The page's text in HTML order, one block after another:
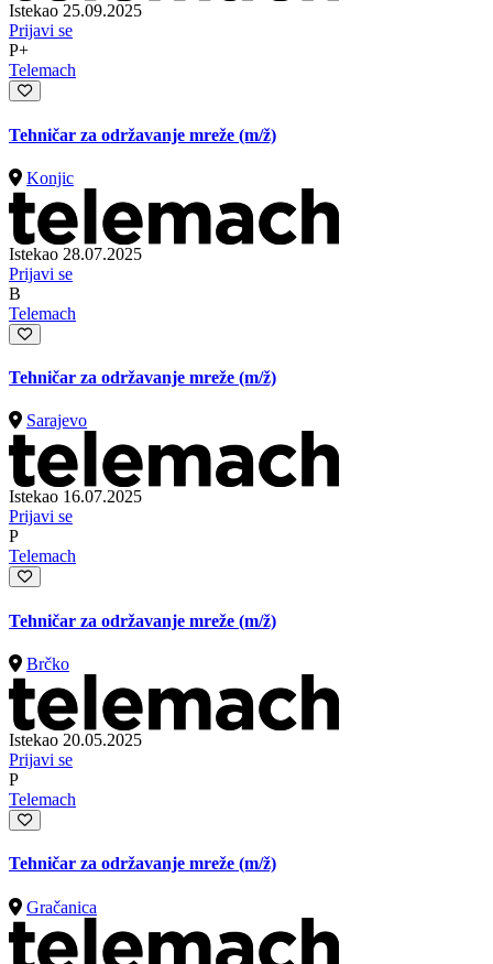
Istekao 25.09.2025
Prijavi se
P+
Telemach
Tehničar za održavanje mreže (m/ž)
Konjic
Istekao 28.07.2025
Prijavi se
B
Telemach
Tehničar za održavanje mreže (m/ž)
Sarajevo
Istekao 16.07.2025
Prijavi se
P
Telemach
Tehničar za održavanje mreže (m/ž)
Brčko
Istekao 20.05.2025
Prijavi se
P
Telemach
Tehničar za održavanje mreže (m/ž)
Gračanica